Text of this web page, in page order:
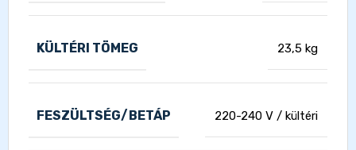
KÜLTÉRI TÖMEG 23,5 kg
FESZÜLTSÉG/BETÁP 220-240 V / kültéri